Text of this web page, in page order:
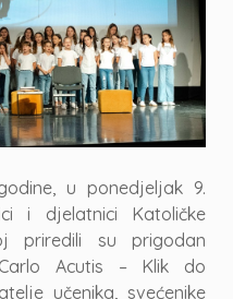
u ponedjeljak 9.
i djelatnici Katoličke
priredili su prigodan
Acutis – Klik do
učenika, svećenike